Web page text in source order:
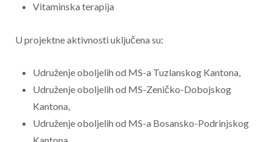
Vitaminska terapija
U projektne aktivnosti uključena su:
Udruženje oboljelih od MS-a Tuzlanskog Kantona,
Udruženje oboljelih od MS-Zeničko-Dobojskog
Kantona,
Udruženje oboljelih od MS-a Bosansko-Podrinjskog